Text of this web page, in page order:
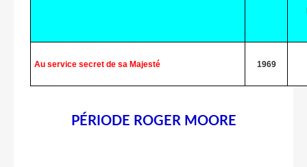
Au service secret de sa Majesté 1969
PÉRIODE ROGER MOORE